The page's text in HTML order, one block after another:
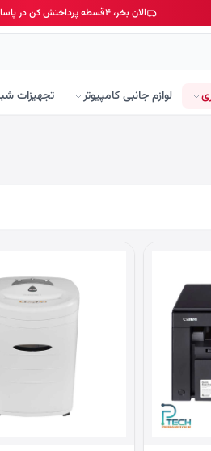
الان بخر، ۴قسطه پرداختش کن در پاسارگادتک آی تی اسنپ شاپ
لوازم جانبی کامپیوتر تجهیزات